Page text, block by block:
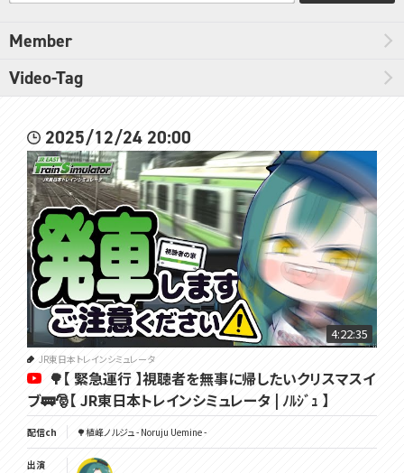
Member
Video-Tag
2025/12/24 20:00
4:22:35
JR東日本トレインシミュレータ
🌳【 緊急運行 】視聴者を無事に帰したいクリスマスイ
ブ🚃🎅【 JR東日本トレインシミュレータ | ﾉﾙｼﾞｭ 】
配信ch 🌳植峰ノルジュ - Noruju Uemine -
出演